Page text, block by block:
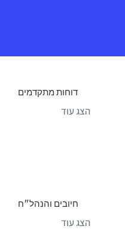
הצג עוד
דוחות מתקדמים
הצג עוד
חיובים והנהל״ח